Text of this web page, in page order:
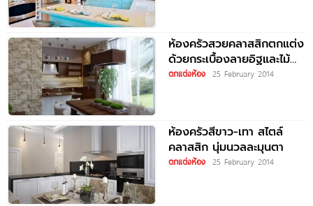
ห้องครัวสวยคลาสสิกตกแต่ง
ด้วยกระเบื้องลายอิฐและไม้
เนื้อสวย
ตกแต่งห้อง 25 February 2014
ห้องครัวสีขาว-เทา สไตล์
คลาสสิก นุ่มนวลละมุนตา
ตกแต่งห้อง 25 February 2014